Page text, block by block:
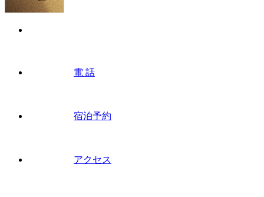
電 話
宿泊予約
アクセス